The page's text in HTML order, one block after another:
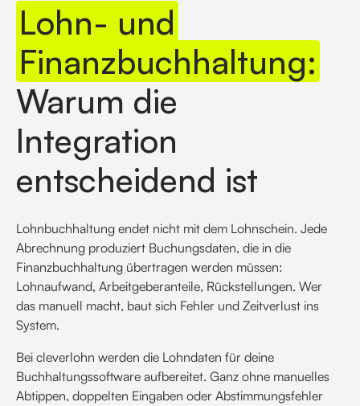
Lohn- und
Finanzbuchhaltung:
Warum die
Integration
entscheidend ist
Lohnbuchhaltung endet nicht mit dem Lohnschein. Jede
Abrechnung produziert Buchungsdaten, die in die
Finanzbuchhaltung übertragen werden müssen:
Lohnaufwand, Arbeitgeberanteile, Rückstellungen. Wer
das manuell macht, baut sich Fehler und Zeitverlust ins
System.
Bei cleverlohn werden die Lohndaten für deine
Buchhaltungssoftware aufbereitet. Ganz ohne manuelles
Abtippen, doppelten Eingaben oder Abstimmungsfehler